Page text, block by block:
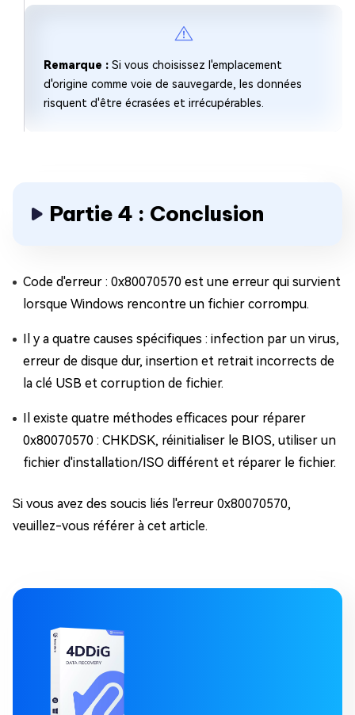
Remarque : Si vous choisissez l'emplacement
d'origine comme voie de sauvegarde, les données
risquent d'être écrasées et irrécupérables.
Partie 4 : Conclusion
Code d'erreur : 0x80070570 est une erreur qui survient
lorsque Windows rencontre un fichier corrompu.
Il y a quatre causes spécifiques : infection par un virus,
erreur de disque dur, insertion et retrait incorrects de
la clé USB et corruption de fichier.
Il existe quatre méthodes efficaces pour réparer
0x80070570 : CHKDSK, réinitialiser le BIOS, utiliser un
fichier d'installation/ISO différent et réparer le fichier.
Si vous avez des soucis liés l'erreur 0x80070570,
veuillez-vous référer à cet article.